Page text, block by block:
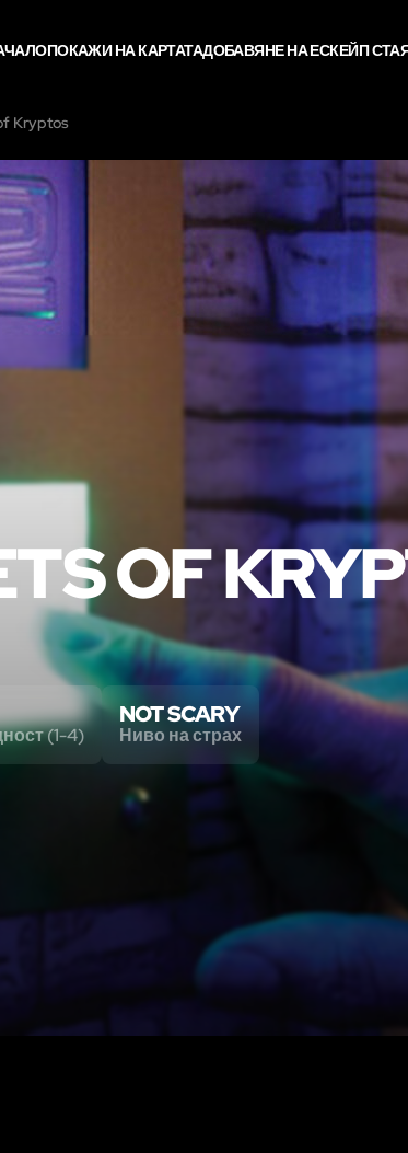
ПОКАЖИ НА КАРТАТАДОБАВЯНЕ НА ЕСКЕЙП
Kryptos
OF
(1-4)
NOT SCARY
Ниво на страх